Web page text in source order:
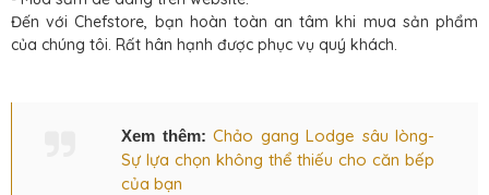
Đến với Chefstore, bạn hoàn toàn an tâm khi mua sản phẩm
của chúng tôi. Rất hân hạnh được phục vụ quý khách.
Xem thêm: Chảo gang Lodge sâu lòng-
Sự lựa chọn không thể thiếu cho căn bếp
của bạn